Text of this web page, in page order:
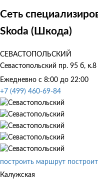
Сеть
Skoda (Шкода)
СЕВАСТОПОЛЬСКИЙ
Севастопольский пр. 95 б, к.8
Ежедневно с 8:00 до 22:00
+7 (499) 460-69-84
построить маршрут
Калужская